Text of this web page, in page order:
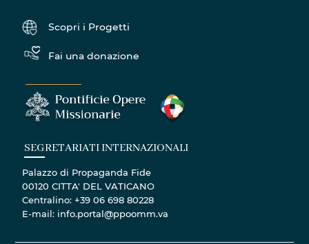
Scopri i Progetti
Fai una donazione
SEGRETARIATI INTERNAZIONALI
Palazzo di Propaganda Fide
00120 CITTA' DEL VATICANO
Centralino: +39 06 698 80228
E-mail: info.portal@ppoomm.va